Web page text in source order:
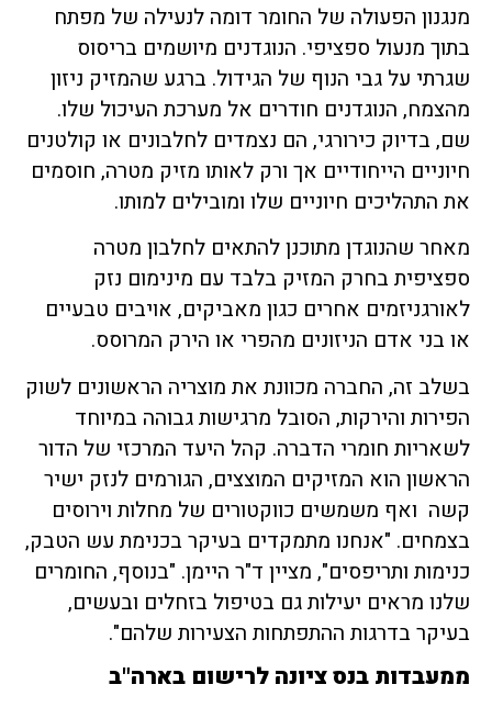
מנגנון הפעולה של החומר דומה לנעילה של מפתח
בתוך מנעול ספציפי. הנוגדנים מיושמים בריסוס
שגרתי על גבי הנוף של הגידול. ברגע שהמזיק ניזון
מהצמח, הנוגדנים חודרים אל מערכת העיכול שלו.
שם, בדיוק כירורגי, הם נצמדים לחלבונים או קולטנים
חיוניים הייחודיים אך ורק לאותו מזיק מטרה, חוסמים
את התהליכים חיוניים שלו ומובילים למותו.
מאחר שהנוגדן מתוכנן להתאים לחלבון מטרה
ספציפית בחרק המזיק בלבד עם מינימום נזק
לאורגניזמים אחרים כגון מאביקים, אויבים טבעיים
או בני אדם הניזונים מהפרי או הירק המרוסס.
בשלב זה, החברה מכוונת את מוצריה הראשונים לשוק
הפירות והירקות, הסובל מרגישות גבוהה במיוחד
לשאריות חומרי הדברה. קהל היעד המרכזי של הדור
הראשון הוא המזיקים המוצצים, הגורמים לנזק ישיר
קשה ואף משמשים כווקטורים של מחלות וירוסים
בצמחים. "אנחנו מתמקדים בעיקר בכנימת עש הטבק,
כנימות ותריפסים", מציין ד"ר היימן. "בנוסף, החומרים
שלנו מראים יעילות גם בטיפול בזחלים ובעשים,
בעיקר בדרגות ההתפתחות הצעירות שלהם".
ממעבדות בנס ציונה לרישום בארה"ב